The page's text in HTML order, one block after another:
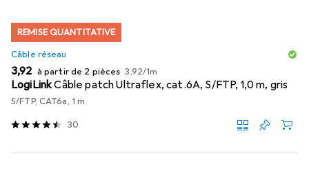
REMISE QUANTITATIVE
Câble réseau
EUR
3,92 à partir de 2 pièces EUR
3,92/1m
LogiLinkCâble patch Ultraflex, cat.6A, S/FTP, 1,0 m, gris
S/FTP, CAT6a, 1 m
30